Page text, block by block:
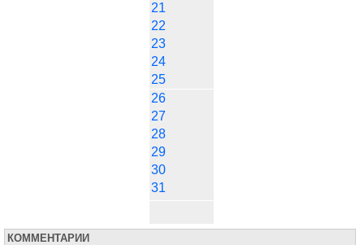
21
22
23
24
25
26
27
28
29
30
31
КОММЕНТАРИИ